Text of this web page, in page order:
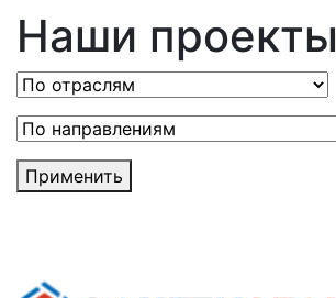
Наши проекты
Применить